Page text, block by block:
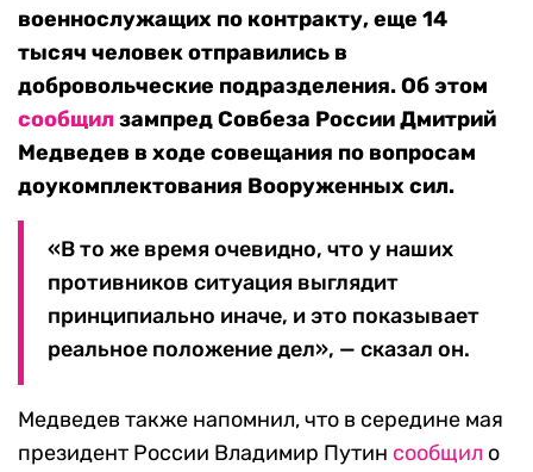
военнослужащих по контракту, еще 14
тысяч человек отправились в
добровольческие подразделения. Об этом
сообщилзампред Совбеза России Дмитрий
Медведев в ходе совещания по вопросам
доукомплектования Вооруженных сил.
«В то же время очевидно, что у наших
противников ситуация выглядит
принципиально иначе, и это показывает
реальное положение дел», — сказал он.
Медведев также напомнил, что в середине мая
президент России Владимир Путин сообщил о